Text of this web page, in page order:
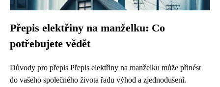
Přepis elektřiny na manželku: Co
potřebujete vědět
Důvody pro přepis Přepis elektřiny na manželku může přinést
do vašeho společného života řadu výhod a zjednodušení.